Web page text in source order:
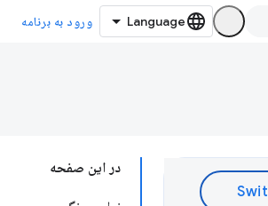
ورود به برنامه
در این صفحه